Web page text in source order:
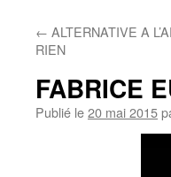
← ALTERNATIVE A
RIEN
FABRICE
Publié le20 mai 2015